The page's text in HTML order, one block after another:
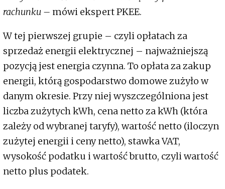
rachunku – mówi ekspert PKEE.
W tej pierwszej grupie – czyli opłatach za
sprzedaż energii elektrycznej – najważniejszą
pozycją jest energia czynna. To opłata za zakup
energii, którą gospodarstwo domowe zużyło w
danym okresie. Przy niej wyszczególniona jest
liczba zużytych kWh, cena netto za kWh (która
zależy od wybranej taryfy), wartość netto (iloczyn
zużytej energii i ceny netto), stawka VAT,
wysokość podatku i wartość brutto, czyli wartość
netto plus podatek.